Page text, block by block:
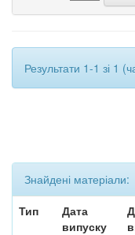
Результати 1-1 зі 1
Знайдені матеріали:
Тип
Дата
випуску